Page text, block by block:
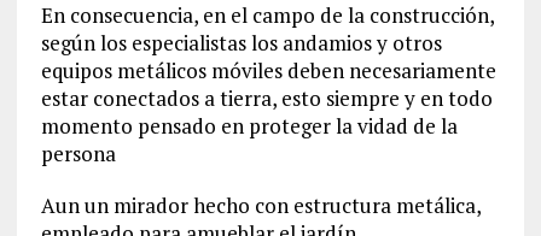
En consecuencia, en el campo de la construcción,
según los especialistas los andamios y otros
equipos metálicos móviles deben necesariamente
estar conectados a tierra, esto siempre y en todo
momento pensado en proteger la vidad de la
persona
Aun un mirador hecho con estructura metálica,